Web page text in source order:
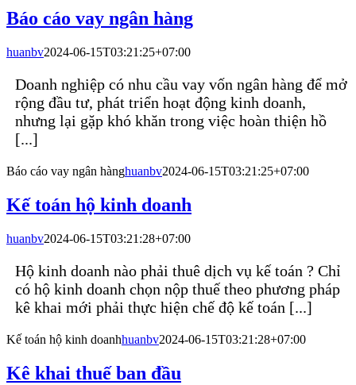
Báo cáo vay ngân hàng
huanbv2024-06-15T03:21:25+07:00
Doanh nghiệp có nhu cầu vay vốn ngân hàng để mở
rộng đầu tư, phát triển hoạt động kinh doanh,
nhưng lại gặp khó khăn trong việc hoàn thiện hồ
[...]
Báo cáo vay ngân hànghuanbv2024-06-15T03:21:25+07:00
Kế toán hộ kinh doanh
huanbv2024-06-15T03:21:28+07:00
Hộ kinh doanh nào phải thuê dịch vụ kế toán ? Chỉ
có hộ kinh doanh chọn nộp thuế theo phương pháp
kê khai mới phải thực hiện chế độ kế toán [...]
Kế toán hộ kinh doanhhuanbv2024-06-15T03:21:28+07:00
Kê khai thuế ban đầu